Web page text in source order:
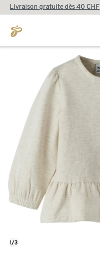
Livraison gratuite dès 40 CHF
1/3